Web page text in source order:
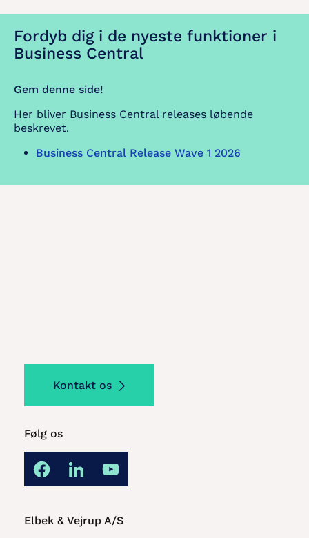
Fordyb dig i de nyeste funktioner i
Business Central
Gem denne side!
Her bliver Business Central releases løbende
beskrevet.
Business Central Release Wave 1 2026
Elbek & Vejrup A/S
Kontakt os
Følg os